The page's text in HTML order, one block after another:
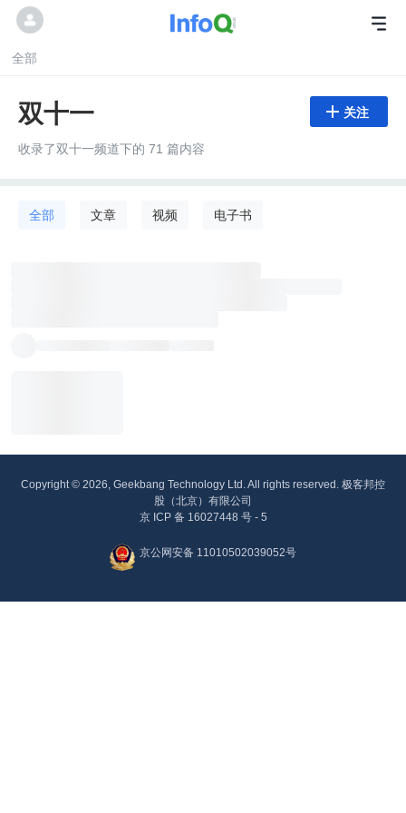
全部
双十一  关注
收录了双十一频道下的 71 篇内容
全部 文章 视频 电子书
Copyright © 2026, Geekbang Technology Ltd. All rights reserved. 极客邦控
股（北京）有限公司
京 ICP 备 16027448 号 - 5
京公网安备 11010502039052号